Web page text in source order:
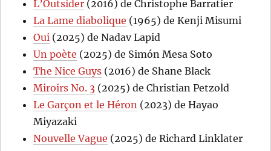
L’Outsider (2016) de Christophe Barratier
La Lame diabolique (1965) de Kenji Misumi
Oui (2025) de Nadav Lapid
Un poète (2025) de Simón Mesa Soto
The Nice Guys (2016) de Shane Black
Miroirs No. 3 (2025) de Christian Petzold
Le Garçon et le Héron (2023) de Hayao
Miyazaki
Nouvelle Vague (2025) de Richard Linklater